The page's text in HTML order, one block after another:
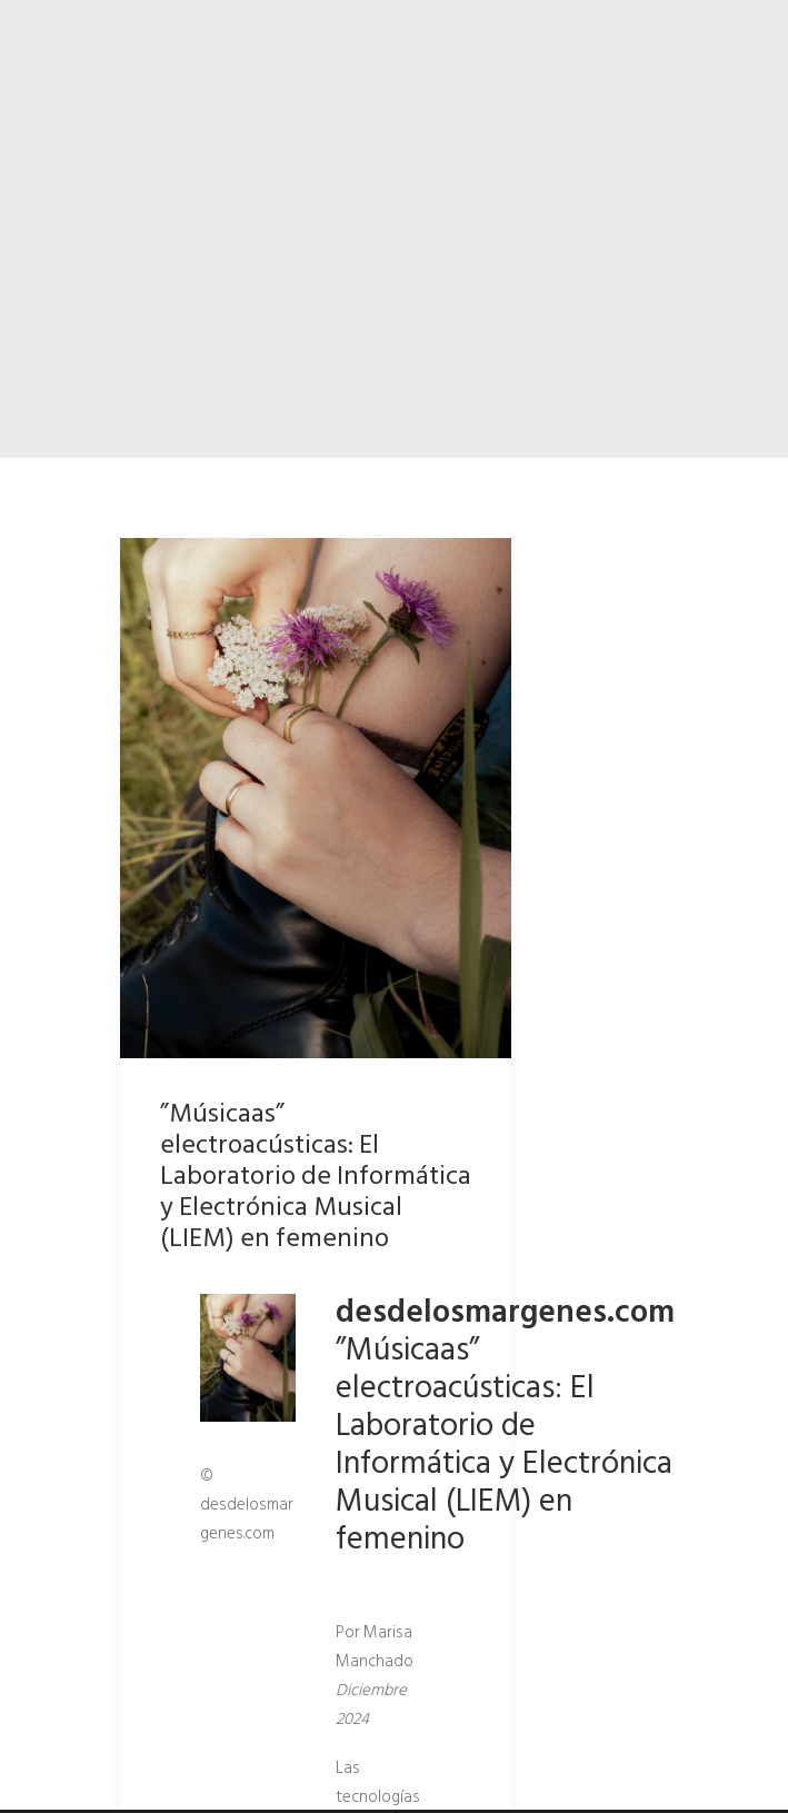
”Músicaas”
electroacústicas: El
Laboratorio de Informática
y Electrónica Musical
(LIEM) en femenino
©
desdelosmar
genes.com
desdelosmargenes.com
”Músicaas”
electroacústicas: El
Laboratorio de
Informática y Electrónica
Musical (LIEM) en
femenino
Por Marisa
Manchado
Diciembre
2024
Las
tecnologías